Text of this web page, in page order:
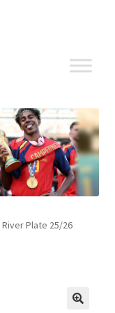
River Plate 25/26